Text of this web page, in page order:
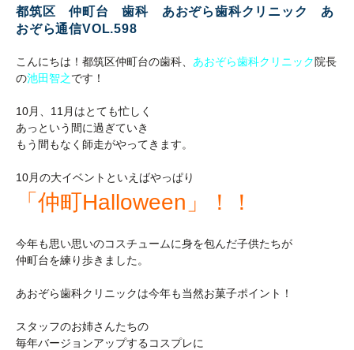
都筑区 仲町台 歯科 あおぞら歯科クリニック あ
おぞら通信VOL.598
こんにちは！都筑区仲町台の歯科、 あおぞら歯科クリニック 院長
の池田智之です！
10月、11月はとても忙しく
あっという間に過ぎていき
もう間もなく師走がやってきます。
10月の大イベントといえばやっぱり
「仲町Halloween」！！
今年も思い思いのコスチュームに身を包んだ子供たちが
仲町台を練り歩きました。
あおぞら歯科クリニックは今年も当然お菓子ポイント！
スタッフのお姉さんたちの
毎年バージョンアップするコスプレに